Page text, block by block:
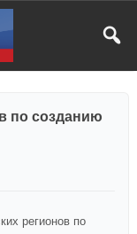
по созданию
регионов по